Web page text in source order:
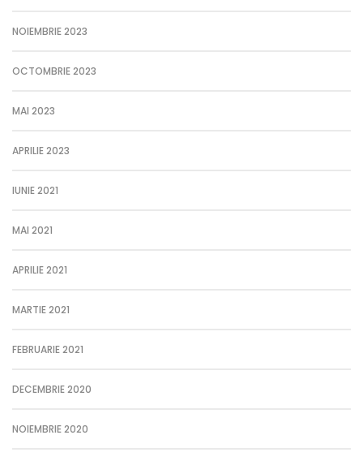
NOIEMBRIE 2023
OCTOMBRIE 2023
MAI 2023
APRILIE 2023
IUNIE 2021
MAI 2021
APRILIE 2021
MARTIE 2021
FEBRUARIE 2021
DECEMBRIE 2020
NOIEMBRIE 2020